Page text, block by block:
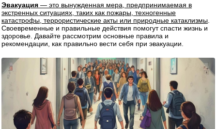
Эвакуация — это вынужденная мера, предпринимаемая в
экстренных ситуациях, таких как пожары, техногенные
катастрофы, террористические акты или природные катаклизмы
Своевременные и правильные действия помогут спасти жизнь и
здоровье. Давайте рассмотрим основные правила и
рекомендации, как правильно вести себя при эвакуации.